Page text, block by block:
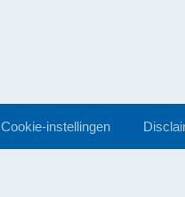
Cookie-instellingen